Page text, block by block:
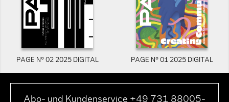
PAGE N° 02 2025 DIGITAL PAGE N° 01 2025 DIGITAL
Abo- und Kundenservice +49 731 88005-